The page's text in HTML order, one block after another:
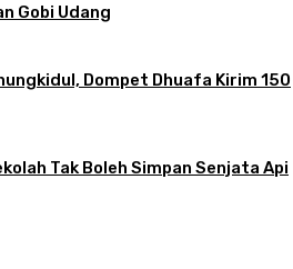
Gobi Udang
Dompet Dhuafa Kirim 150
Tak Boleh Simpan Senjata Api